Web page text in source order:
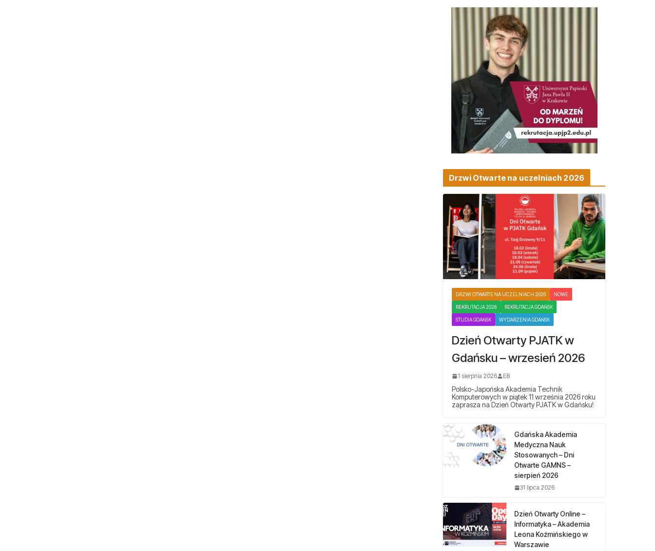
Drzwi Otwarte na uczelniach 2026
DRZWI OTWARTE NA UCZELNIACH 2026 NOWE
REKRUTACJA 2026 REKRUTACJA GDAŃSK
STUDIA GDAŃSK WYDARZENIA GDAŃSK
Dzień Otwarty PJATK w
Gdańsku – wrzesień 2026
1 sierpnia 2026 EB
Polsko-Japońska Akademia Technik
Komputerowych w piątek 11 września 2026 roku
zaprasza na Dzień Otwarty PJATK w Gdańsku!
Gdańska Akademia
Medyczna Nauk
Stosowanych – Dni
Otwarte GAMNS –
sierpień 2026
31 lipca 2026
Dzień Otwarty Online –
Informatyka – Akademia
Leona Koźmińskiego w
Warszawie